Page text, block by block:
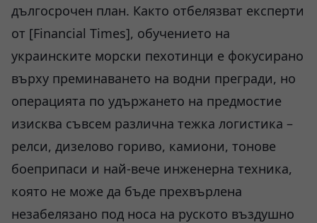
дългосрочен план. Както отбелязват експерти
от [Financial Times], обучението на
украинските морски пехотинци е фокусирано
върху преминаването на водни прегради, но
операцията по удържането на предмостие
изисква съвсем различна тежка логистика –
релси, дизелово гориво, камиони, тонове
боеприпаси и най-вече инженерна техника,
която не може да бъде прехвърлена
незабелязано под носа на руското въздушно